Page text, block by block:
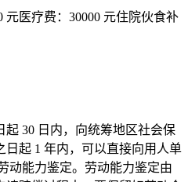
元医疗费：30000 元住院伙食补
30 日内，向统筹地区社会保
起 1 年内，可以直接向用人单
动能力鉴定。劳动能力鉴定由